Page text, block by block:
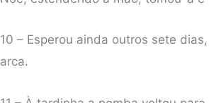
10 – Esperou ainda outros sete
arca.